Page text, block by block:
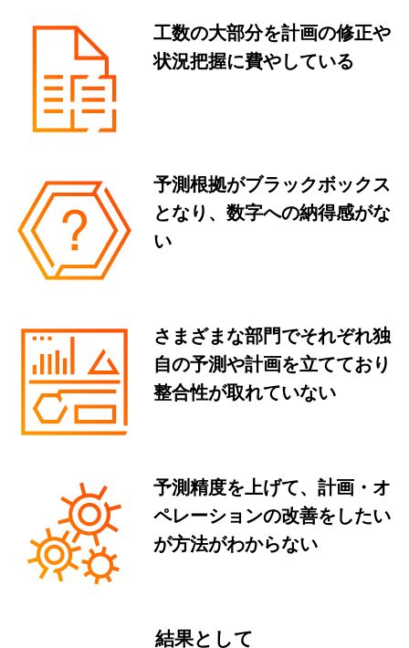
工数の大部分を計画の修正や
状況把握に費やしている
予測根拠がブラックボックス
となり、数字への納得感がな
い
さまざまな部門でそれぞれ独
自の予測や計画を立てており
整合性が取れていない
予測精度を上げて、計画・オ
ペレーションの改善をしたい
が方法がわからない
結果として